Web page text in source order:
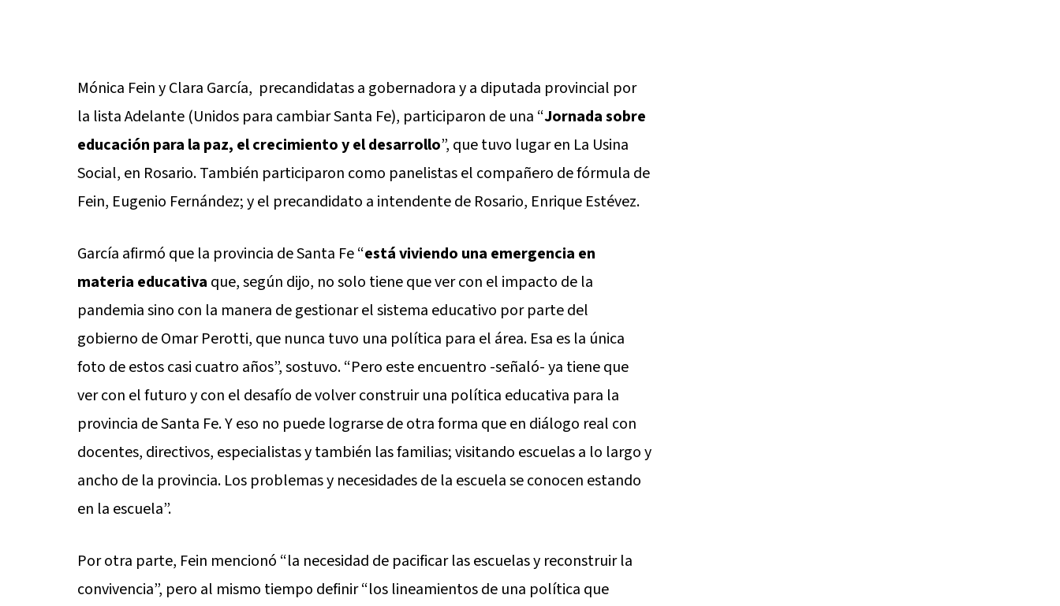
Mónica Fein y Clara García, precandidatas a gobernadora y a diputada provincial por
la lista Adelante (Unidos para cambiar Santa Fe), participaron de una “Jornada sobre
educación para la paz, el crecimiento y el desarrollo”, que tuvo lugar en La Usina
Social, en Rosario. También participaron como panelistas el compañero de fórmula de
Fein, Eugenio Fernández; y el precandidato a intendente de Rosario, Enrique Estévez.
García afirmó que la provincia de Santa Fe “está viviendo una emergencia en
materia educativa que, según dijo, no solo tiene que ver con el impacto de la
pandemia sino con la manera de gestionar el sistema educativo por parte del
gobierno de Omar Perotti, que nunca tuvo una política para el área. Esa es la única
foto de estos casi cuatro años”, sostuvo. “Pero este encuentro -señaló- ya tiene que
ver con el futuro y con el desafío de volver construir una política educativa para la
provincia de Santa Fe. Y eso no puede lograrse de otra forma que en diálogo real con
docentes, directivos, especialistas y también las familias; visitando escuelas a lo largo y
ancho de la provincia. Los problemas y necesidades de la escuela se conocen estando
en la escuela”.
Por otra parte, Fein mencionó “la necesidad de pacificar las escuelas y reconstruir la
convivencia”, pero al mismo tiempo definir “los lineamientos de una política que